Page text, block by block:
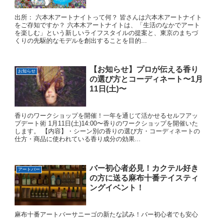
出所： 六本木アートナイトって何？ 皆さんは六本木アートナイト
をご存知ですか？ 六本木アートナイトは、「生活のなかでアート
を楽しむ」という新しいライフスタイルの提案と、東京のまちづ
くりの先駆的なモデルを創出することを目的...
お知らせ
【お知らせ】プロが伝える香り
の選び方とコーディネート〜1月
11日(土)〜
香りのワークショップを開催！一年を通じて活かせるセルフアッ
プデート術 1月11日(土)14:00〜香りのワークショップを開催いた
します。 【内容】・シーン別の香りの選び方・コーディネートの
仕方・商品に使われている香り成分の効果...
アートバー
バー初心者必見！カクテル好き
の方に送る麻布十番テイスティ
ングイベント！
麻布十番アートバーサニーゴの新たな試み！バー初心者でも安心